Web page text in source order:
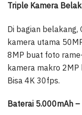
Triple Kamera
Di bagian
kamera utama
8MP buat foto
kamera makro 2MP
Bisa 4K 30fps.
Baterai 5.000mAh –